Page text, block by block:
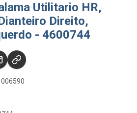
Utilitario HR,
Direito,
- 4600744